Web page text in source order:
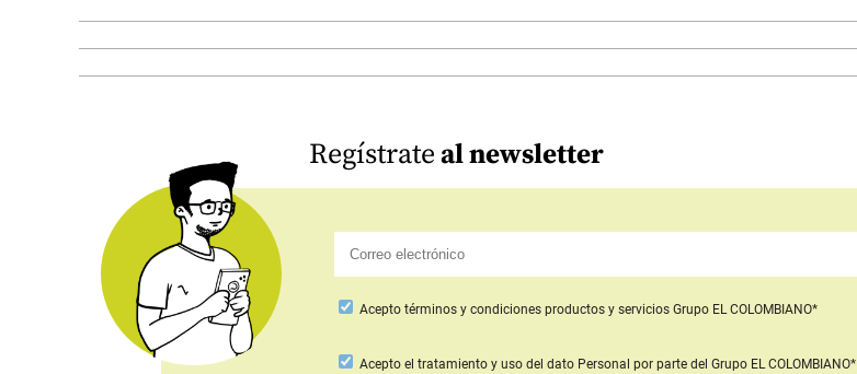
Regístrateal newsletter
Acepto términos y condiciones productos y servicios Grupo EL COLOMBIANO*
Aceptoel tratamiento y uso del dato Personal por parte del Grupo EL COLOMBIANO*